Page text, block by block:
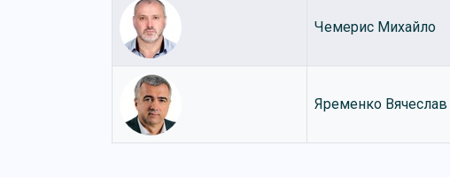
Чемерис Михайло
Яременко Вячеслав